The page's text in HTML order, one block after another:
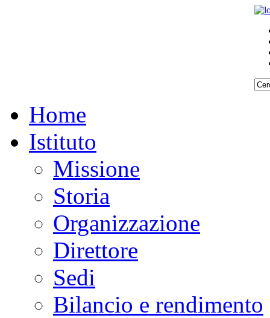
Home
Istituto
Missione
Storia
Organizzazione
Direttore
Sedi
Bilancio e rendimento